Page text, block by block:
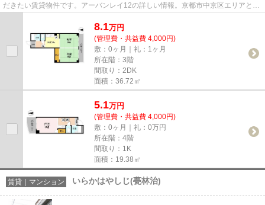
だきたい賃貸物件です。アーバンレイ12の詳しい情報。京都市中京区エリアと京
8.1万円
(管理費・共益費 4,000円)
敷：0ヶ月｜礼：1ヶ月
所在階：3階
間取り：2DK
面積：36.72㎡
5.1万円
(管理費・共益費 4,000円)
敷：0ヶ月｜礼：0万円
所在階：4階
間取り：1K
面積：19.38㎡
賃貸｜マンション いらかはやしじ(甍林治)